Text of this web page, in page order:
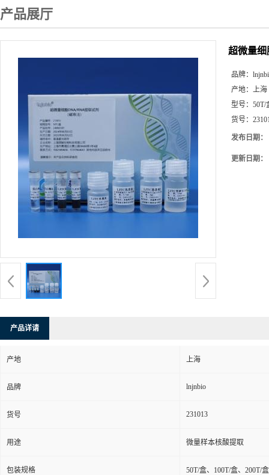
产品展厅
超微量
品牌：
产地： 上海
型号： 50T/
货号：
发布日期：
更新日期：
产品详请
产地 上海
品牌 lnjnbio
货号 231013
用途 微量样本核酸提取
包装规格 50T/盒、100T/盒、200T/盒